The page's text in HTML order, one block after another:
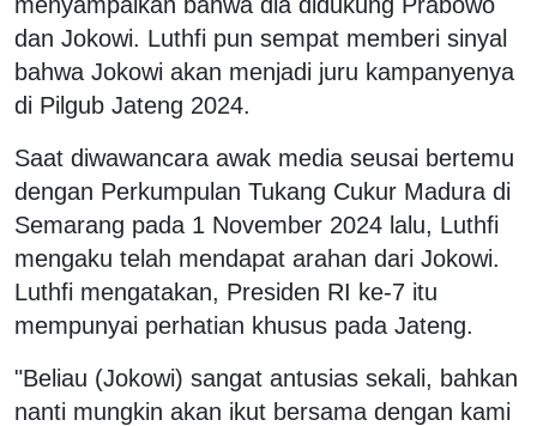
dan Jokowi. Luthfi pun sempat memberi sinyal
bahwa Jokowi akan menjadi juru kampanyenya
di Pilgub Jateng 2024.
Saat diwawancara awak media seusai bertemu
dengan Perkumpulan Tukang Cukur Madura di
Semarang pada 1 November 2024 lalu, Luthfi
mengaku telah mendapat arahan dari Jokowi.
Luthfi mengatakan, Presiden RI ke-7 itu
mempunyai perhatian khusus pada Jateng.
"Beliau (Jokowi) sangat antusias sekali, bahkan
nanti mungkin akan ikut bersama dengan kami